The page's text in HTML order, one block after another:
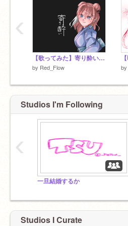
【歌ってみた】寄り酔い feat. Tsubaki
by Red_Flow by
‹
Studios I'm Following
一旦結婚するか
‹
Studios I Curate